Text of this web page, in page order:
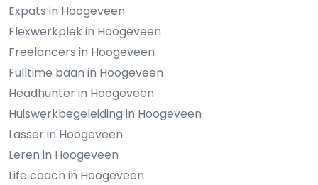
Expats in Hoogeveen
Flexwerkplek in Hoogeveen
Freelancers in Hoogeveen
Fulltime baan in Hoogeveen
Headhunter in Hoogeveen
Huiswerkbegeleiding in Hoogeveen
Lasser in Hoogeveen
Leren in Hoogeveen
Life coach in Hoogeveen